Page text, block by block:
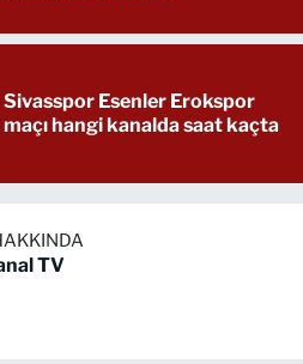
Sivasspor Esenler Erokspor
maçı hangi kanalda saat kaçta
TV